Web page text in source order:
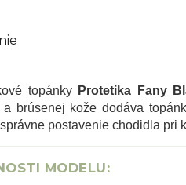
topánky Protetika Fany
a brúsenej kože dodáva
postavenie chodidla pri
MODELU: